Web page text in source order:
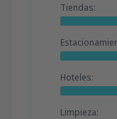
Tiendas:
Hoteles:
Limpieza: